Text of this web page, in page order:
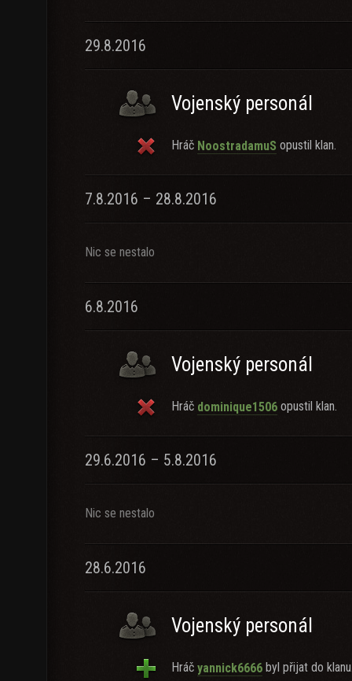
29.8.2016
Vojenský personál
Hráč NoostradamuS opustil klan.
7.8.2016 – 28.8.2016
Nic se nestalo
6.8.2016
Vojenský personál
Hráč dominique1506 opustil klan.
29.6.2016 – 5.8.2016
Nic se nestalo
28.6.2016
Vojenský personál
Hráč yannick6666 byl přijat do